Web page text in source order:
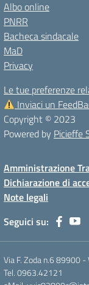
Albo online
PNRR
Bacheca sindacale
MaD
Privacy
Le tue preferenze
Inviaci un
Copyright © 2023
Powered by Picieffe
Amministrazione
Dichiarazione di
Note legali
Seguici su:
Via F. Zoda n.6 89900 -
Tel. 0963.42121